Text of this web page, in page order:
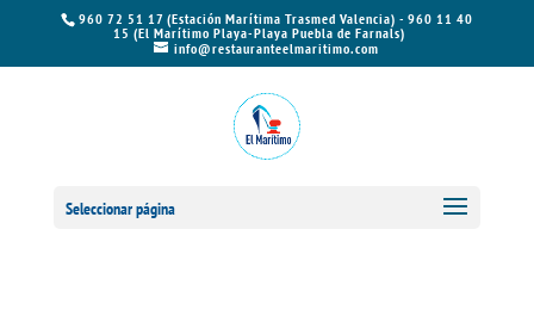
960 72 51 17 (Estación Marítima Trasmed Valencia) - 960 11 40
15 (El Marítimo Playa-Playa Puebla de Farnals)
info@restauranteelmaritimo.com
Seleccionar página